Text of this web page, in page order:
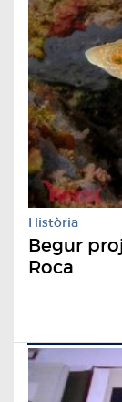
Història
Begur
Roca